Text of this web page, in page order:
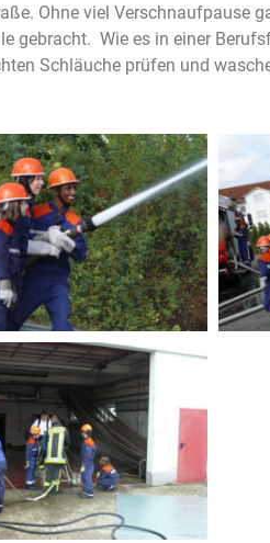
Ohne viel Verschnaufpause
gebracht. Wie es in einer
Schläuche prüfen und